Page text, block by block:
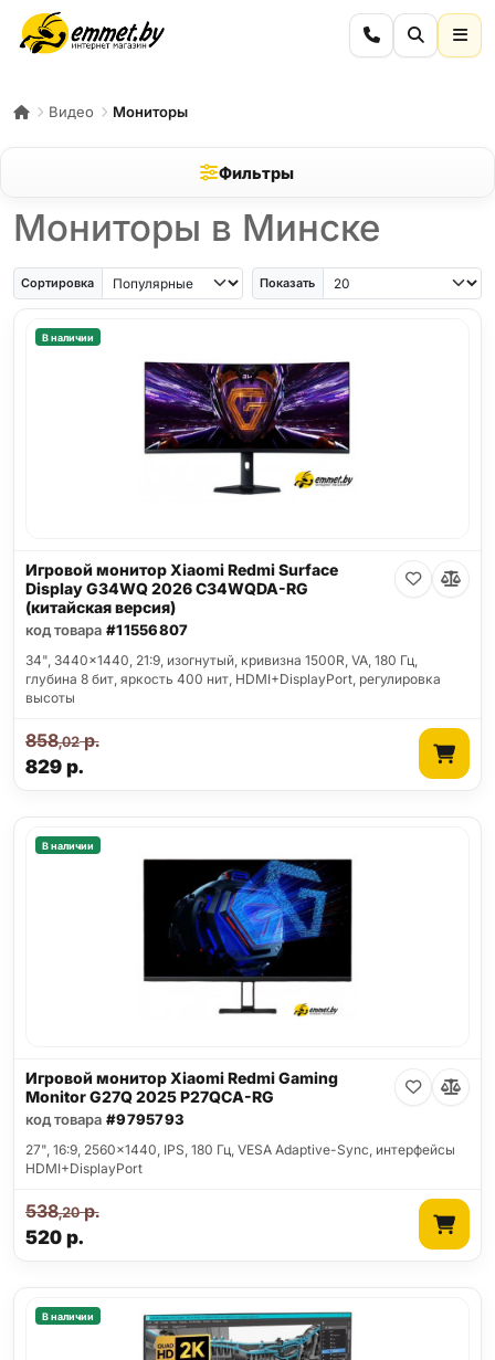
Видео Мониторы
Фильтры
Мониторы в Минске
Сортировка Показать
В наличии
Игровой монитор Xiaomi Redmi Surface
Display G34WQ 2026 C34WQDA-RG
(китайская версия)
код товара #11556807
34", 3440x1440, 21:9, изогнутый, кривизна 1500R, VA, 180 Гц,
глубина 8 бит, яркость 400 нит, HDMI+DisplayPort, регулировка
высоты
829р.
858,02р.
В наличии
Игровой монитор Xiaomi Redmi Gaming
Monitor G27Q 2025 P27QCA-RG
код товара #9795793
27", 16:9, 2560x1440, IPS, 180 Гц, VESA Adaptive-Sync, интерфейсы
HDMI+DisplayPort
520р.
538,20р.
В наличии